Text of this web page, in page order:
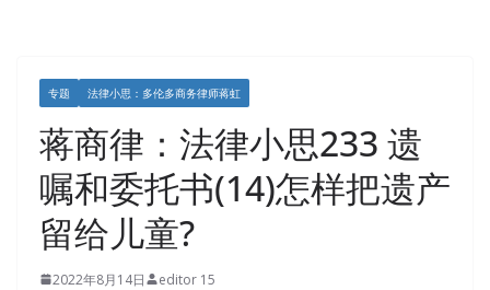
专题 法律小思：多伦多商务律师蒋虹
蒋商律：法律小思233 遗
嘱和委托书(14)怎样把遗产
留给儿童?
2022年8月14日 editor 15